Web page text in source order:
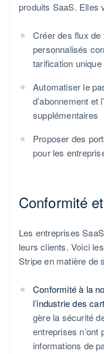
produits SaaS. Elles
Créer des flux de
personnalisés
tarification unique
Automatiser le
d’abonnement et
supplémentaires
Proposer des
pour les
Conformité
Les entreprises
leurs clients. Voici
Stripe en matière de
Conformité à la
l’industrie des
gère la sécurité
entreprises n’ont
informations de